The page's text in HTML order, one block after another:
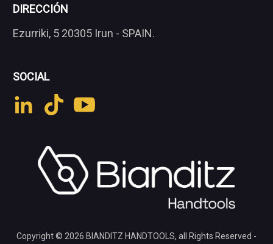
DIRECCIÓN
Ezurriki, 5 20305 Irun - SPAIN.
SOCIAL
Copyright © 2026 BIANDITZ HANDTOOLS, all Rights Reserved -